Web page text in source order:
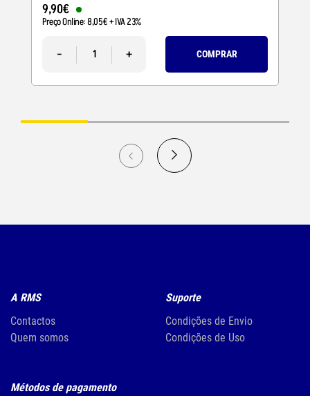
9,90€
Preço Online:8,05€+ IVA 23%
- + COMPRAR
A RMS
Contactos
Quem somos
Suporte
Condições de Envio
Condições de Uso
Métodos de pagamento